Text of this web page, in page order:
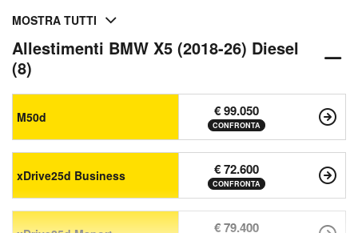
MOSTRA TUTTI
Allestimenti BMW X5 (2018-26) Diesel
(8)
M50d € 99.050
CONFRONTA
xDrive25d Business € 72.600
CONFRONTA
€ 79.400